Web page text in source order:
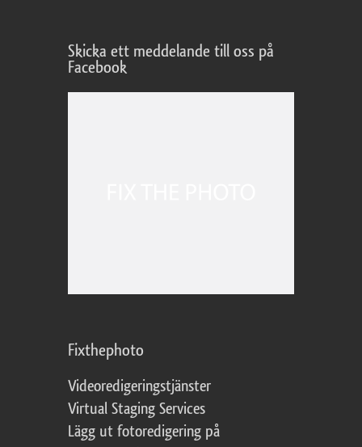
Skicka ett meddelande till oss på
Facebook
Fixthephoto
Videoredigeringstjänster
Virtual Staging Services
Lägg ut fotoredigering på